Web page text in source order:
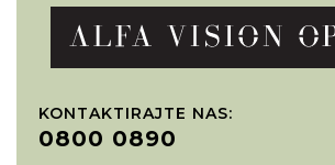
KONTAKTIRAJTE NAS:
0800 0890